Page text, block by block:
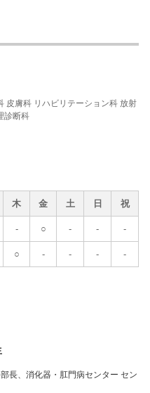
更する
皮膚科 リハビリテーション科 放射
診断科
木 金 土 日 祝
- ○ - - -
○ - - - -
長、消化器・肛門病センター セン